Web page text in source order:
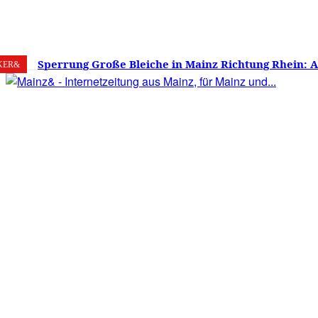
7. August 2026 25.6 Mainz
Sperrung Große Bleiche in Mainz Richtung Rhein:
verwirrt, Mainzer stinksauer – Haben die Mainzer